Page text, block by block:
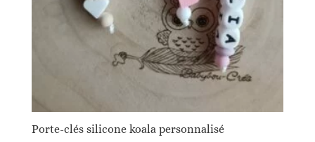
Porte-clés silicone koala personnalisé